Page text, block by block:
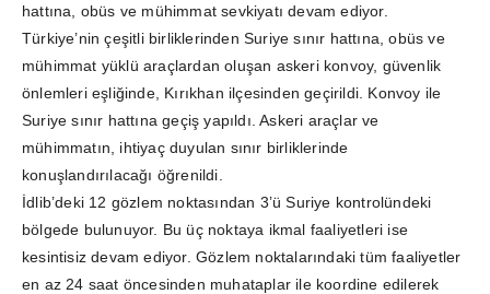
hattına, obüs ve mühimmat sevkiyatı devam ediyor.
Türkiye’nin çeşitli birliklerinden Suriye sınır hattına, obüs ve
mühimmat yüklü araçlardan oluşan askeri konvoy, güvenlik
önlemleri eşliğinde, Kırıkhan ilçesinden geçirildi. Konvoy ile
Suriye sınır hattına geçiş yapıldı. Askeri araçlar ve
mühimmatın, ihtiyaç duyulan sınır birliklerinde
konuşlandırılacağı öğrenildi.
İdlib’deki 12 gözlem noktasından 3’ü Suriye kontrolündeki
bölgede bulunuyor. Bu üç noktaya ikmal faaliyetleri ise
kesintisiz devam ediyor. Gözlem noktalarındaki tüm faaliyetler
en az 24 saat öncesinden muhataplar ile koordine edilerek